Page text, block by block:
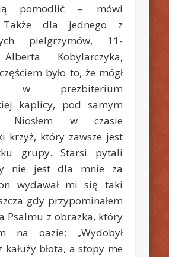
pomodlić – mówi
Także dla jednego z
pielgrzymów, 11-
Kobylarczyka,
było to, że mógł
w prezbiterium
kaplicy, pod samym
Niosłem w czasie
krzyż, który zawsze jest
grupy. Starsi pytali
nie jest dla mnie za
wydawał mi się taki
gdy przypominałem
Psalmu z obrazka, który
na oazie: „Wydobył
kałuży błota, a stopy me